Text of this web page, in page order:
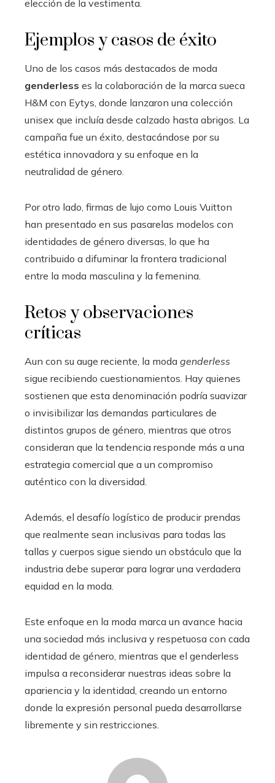
elección de la vestimenta.
Ejemplos y casos de éxito
Uno de los casos más destacados de moda
genderless es la colaboración de la marca sueca
H&M con Eytys, donde lanzaron una colección
unisex que incluía desde calzado hasta abrigos. La
campaña fue un éxito, destacándose por su
estética innovadora y su enfoque en la
neutralidad de género.
Por otro lado, firmas de lujo como Louis Vuitton
han presentado en sus pasarelas modelos con
identidades de género diversas, lo que ha
contribuido a difuminar la frontera tradicional
entre la moda masculina y la femenina.
Retos y observaciones
críticas
Aun con su auge reciente, la moda genderless
sigue recibiendo cuestionamientos. Hay quienes
sostienen que esta denominación podría suavizar
o invisibilizar las demandas particulares de
distintos grupos de género, mientras que otros
consideran que la tendencia responde más a una
estrategia comercial que a un compromiso
auténtico con la diversidad.
Además, el desafío logístico de producir prendas
que realmente sean inclusivas para todas las
tallas y cuerpos sigue siendo un obstáculo que la
industria debe superar para lograr una verdadera
equidad en la moda.
Este enfoque en la moda marca un avance hacia
una sociedad más inclusiva y respetuosa con cada
identidad de género, mientras que el genderless
impulsa a reconsiderar nuestras ideas sobre la
apariencia y la identidad, creando un entorno
donde la expresión personal pueda desarrollarse
libremente y sin restricciones.